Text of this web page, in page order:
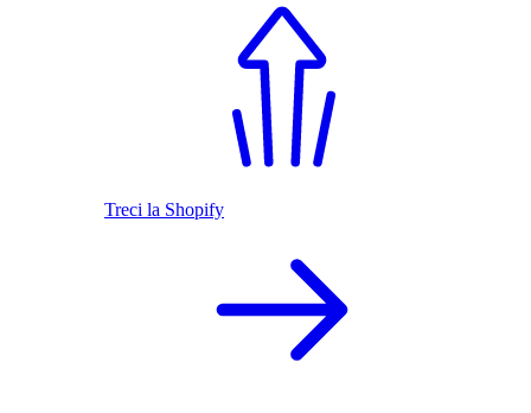
Treci la Shopify